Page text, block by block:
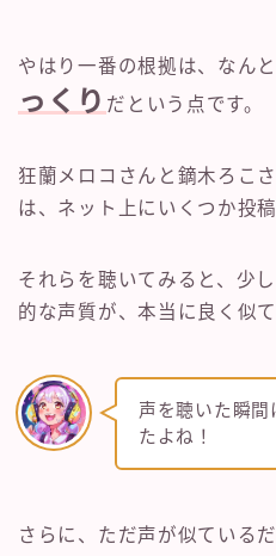
やはり一番の根拠は、なん
っくり だという点です。
狂蘭メロコさんと鏑木ろこ
は、ネット上にいくつか投稿
それらを聴いてみると、少
的な声質が、本当に良く似
声を聴いた瞬
たよね！
さらに、ただ声が似ている